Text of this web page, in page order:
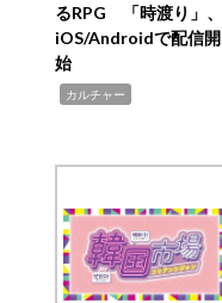
るRPG 「時渡り」、
iOS/Androidで配信開
始
カルチャー